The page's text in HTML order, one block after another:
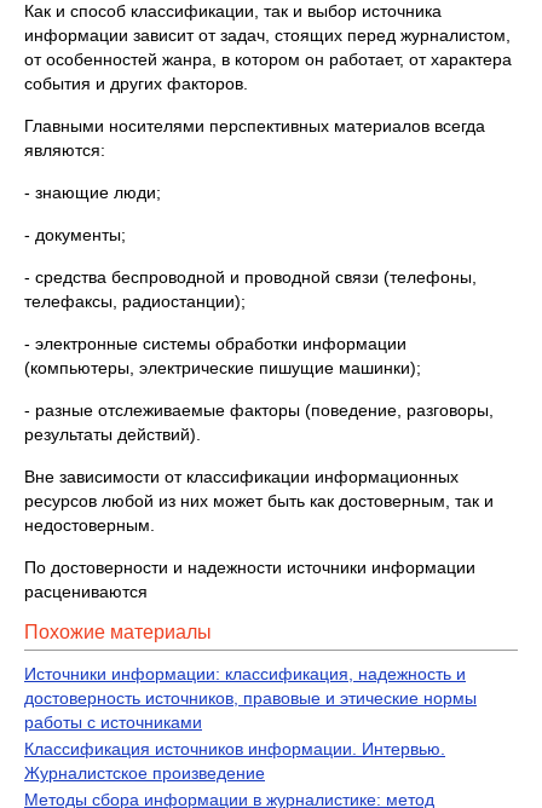
Как и способ классификации, так и выбор источника
информации зависит от задач, стоящих перед журналистом,
от особенностей жанра, в котором он работает, от характера
события и других факторов.
Главными носителями перспективных материалов всегда
являются:
- знающие люди;
- документы;
- средства беспроводной и проводной связи (телефоны,
телефаксы, радиостанции);
- электронные системы обработки информации
(компьютеры, электрические пишущие машинки);
- разные отслеживаемые факторы (поведение, разговоры,
результаты действий).
Вне зависимости от классификации информационных
ресурсов любой из них может быть как достоверным, так и
недостоверным.
По достоверности и надежности источники информации
расцениваются
Похожие материалы
Источники информации: классификация, надежность и
достоверность источников, правовые и этические нормы
работы с источниками
Классификация источников информации. Интервью.
Журналистское произведение
Методы сбора информации в журналистике: метод